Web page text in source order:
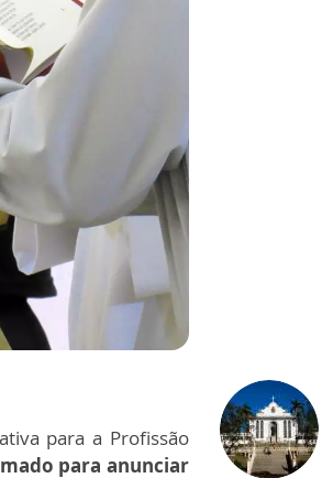
para a Profissão
para anunciar